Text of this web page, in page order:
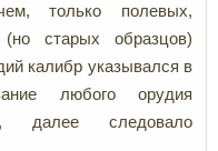
только полевых,
старых образцов)
калибр указывался в
любого орудия
далее следовало